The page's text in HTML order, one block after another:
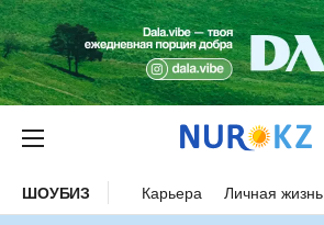
ШОУБИЗ Карьера Личная жизнь